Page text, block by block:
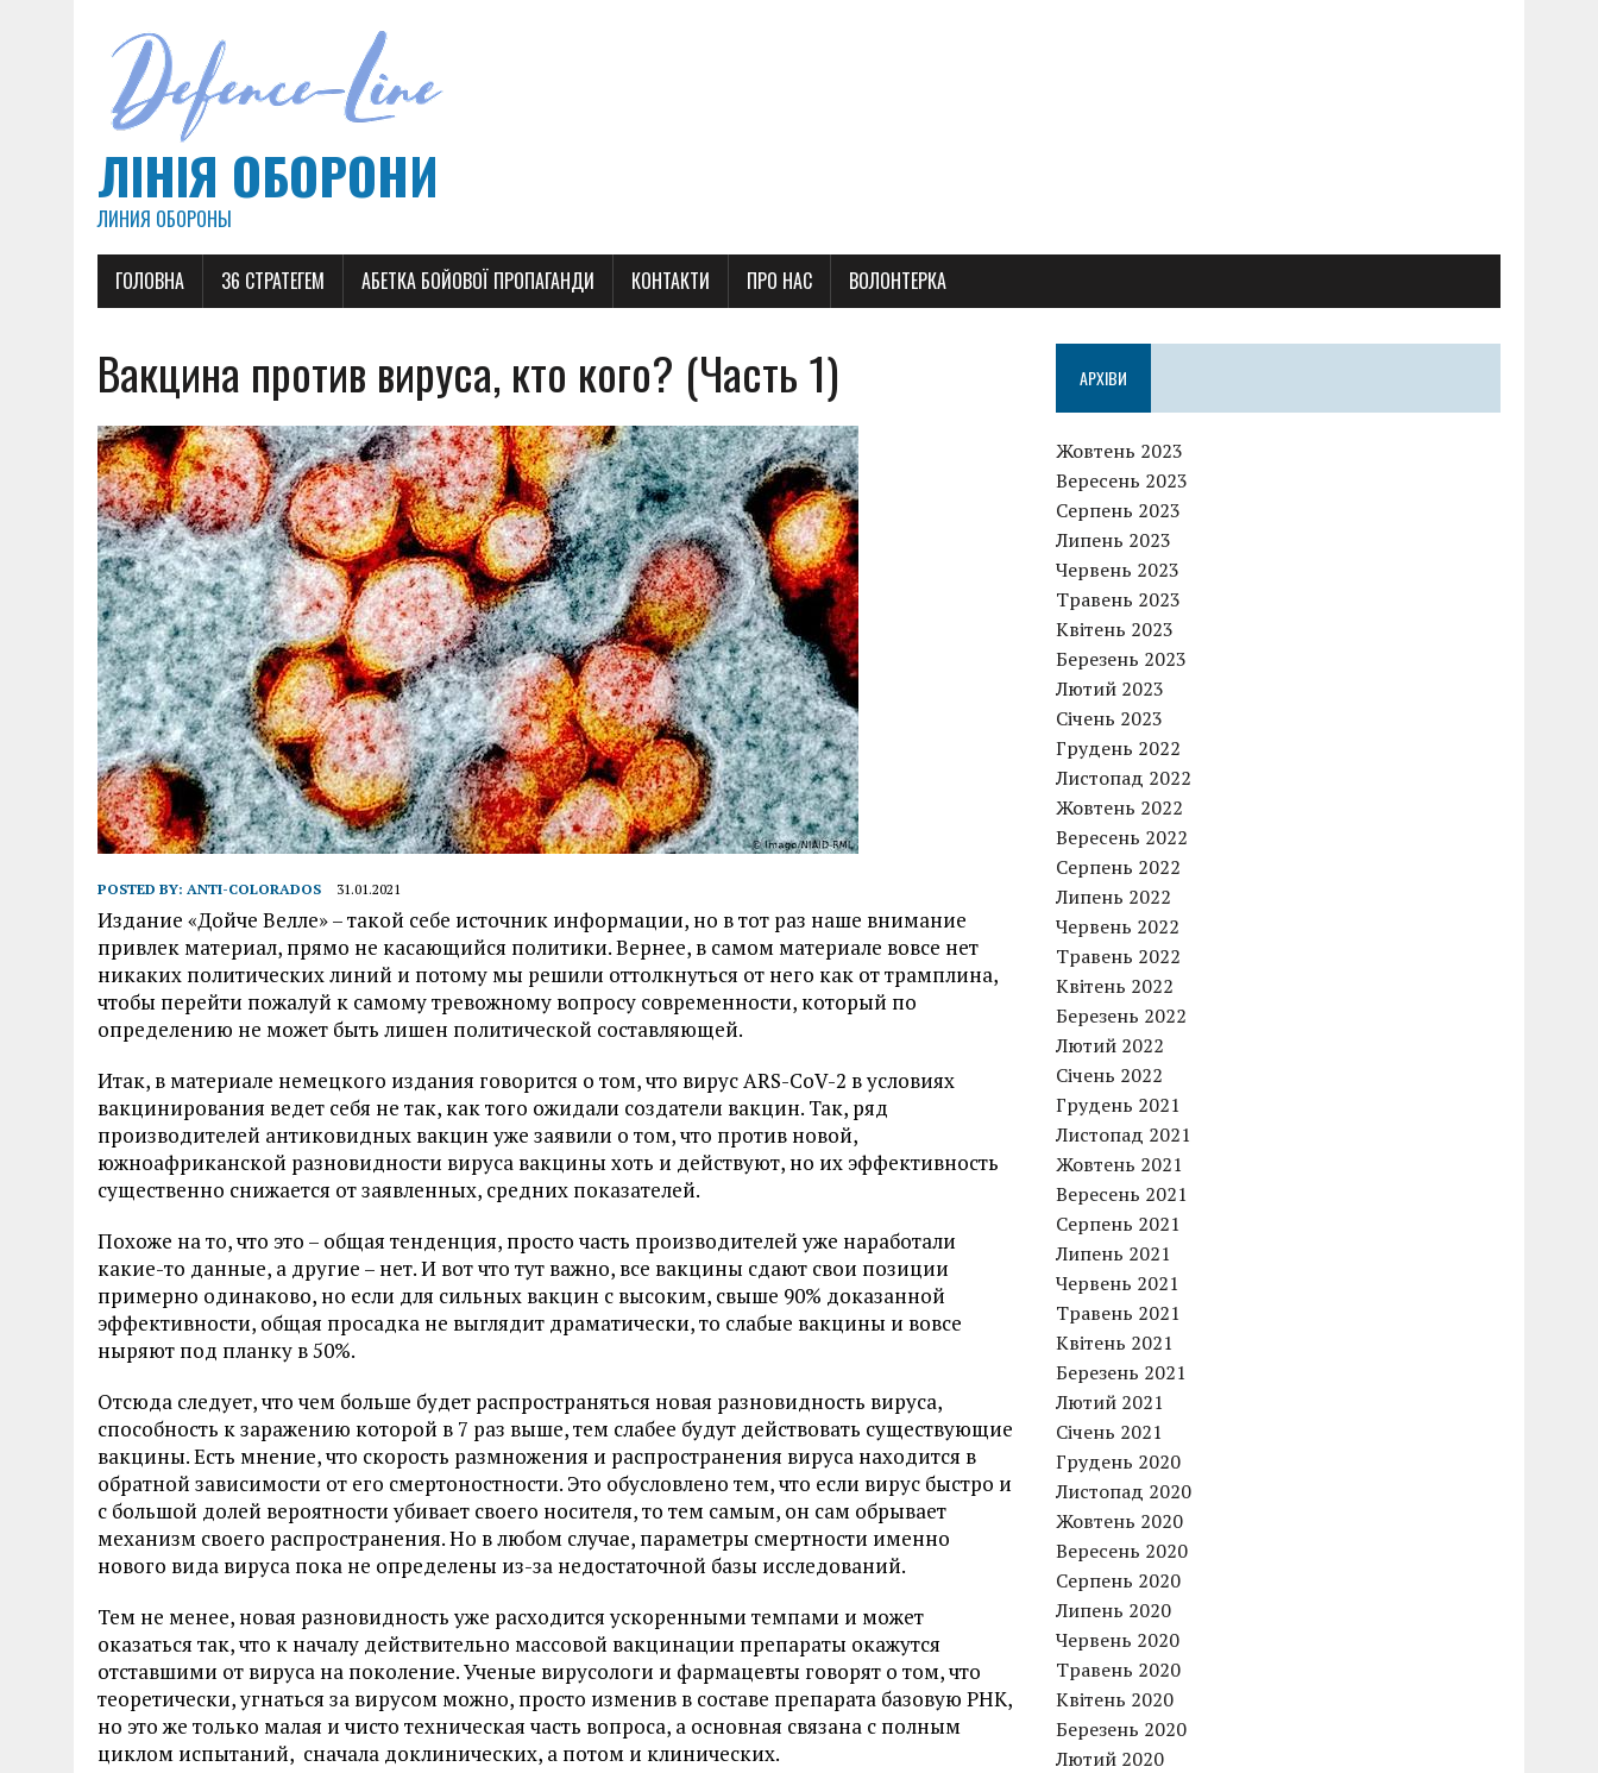
ЛІНІЯ ОБОРОНИ
ЛИНИЯ ОБОРОНЫ
ГОЛОВНА 36 СТРАТЕГЕМ АБЕТКА БОЙОВОЇ ПРОПАГАНДИ КОНТАКТИ ПРО НАС ВОЛОНТЕРКА
Вакцина против вируса, кто кого? (Часть 1)
POSTED BY: ANTI-COLORADOS 31.01.2021
Издание «Дойче Велле» – такой себе источник информации, но в тот раз наше внимание
привлек материал, прямо не касающийся политики. Вернее, в самом материале вовсе нет
никаких политических линий и потому мы решили оттолкнуться от него как от трамплина,
чтобы перейти пожалуй к самому тревожному вопросу современности, который по
определению не может быть лишен политической составляющей.
Итак, в материале немецкого издания говорится о том, что вирус ARS-CoV-2 в условиях
вакцинирования ведет себя не так, как того ожидали создатели вакцин. Так, ряд
производителей антиковидных вакцин уже заявили о том, что против новой,
южноафриканской разновидности вируса вакцины хоть и действуют, но их эффективность
существенно снижается от заявленных, средних показателей.
Похоже на то, что это – общая тенденция, просто часть производителей уже наработали
какие-то данные, а другие – нет. И вот что тут важно, все вакцины сдают свои позиции
примерно одинаково, но если для сильных вакцин с высоким, свыше 90% доказанной
эффективности, общая просадка не выглядит драматически, то слабые вакцины и вовсе
ныряют под планку в 50%.
Отсюда следует, что чем больше будет распространяться новая разновидность вируса,
способность к заражению которой в 7 раз выше, тем слабее будут действовать существующие
вакцины. Есть мнение, что скорость размножения и распространения вируса находится в
обратной зависимости от его смертоностности. Это обусловлено тем, что если вирус быстро и
с большой долей вероятности убивает своего носителя, то тем самым, он сам обрывает
механизм своего распространения. Но в любом случае, параметры смертности именно
нового вида вируса пока не определены из-за недостаточной базы исследований.
Тем не менее, новая разновидность уже расходится ускоренными темпами и может
оказаться так, что к началу действительно массовой вакцинации препараты окажутся
отставшими от вируса на поколение. Ученые вирусологи и фармацевты говорят о том, что
теоретически, угнаться за вирусом можно, просто изменив в составе препарата базовую РНК,
но это же только малая и чисто техническая часть вопроса, а основная связана с полным
циклом испытаний, сначала доклинических, а потом и клинических.
АРХІВИ
Жовтень 2023
Вересень 2023
Серпень 2023
Липень 2023
Червень 2023
Травень 2023
Квітень 2023
Березень 2023
Лютий 2023
Січень 2023
Грудень 2022
Листопад 2022
Жовтень 2022
Вересень 2022
Серпень 2022
Липень 2022
Червень 2022
Травень 2022
Квітень 2022
Березень 2022
Лютий 2022
Січень 2022
Грудень 2021
Листопад 2021
Жовтень 2021
Вересень 2021
Серпень 2021
Липень 2021
Червень 2021
Травень 2021
Квітень 2021
Березень 2021
Лютий 2021
Січень 2021
Грудень 2020
Листопад 2020
Жовтень 2020
Вересень 2020
Серпень 2020
Липень 2020
Червень 2020
Травень 2020
Квітень 2020
Березень 2020
Лютий 2020